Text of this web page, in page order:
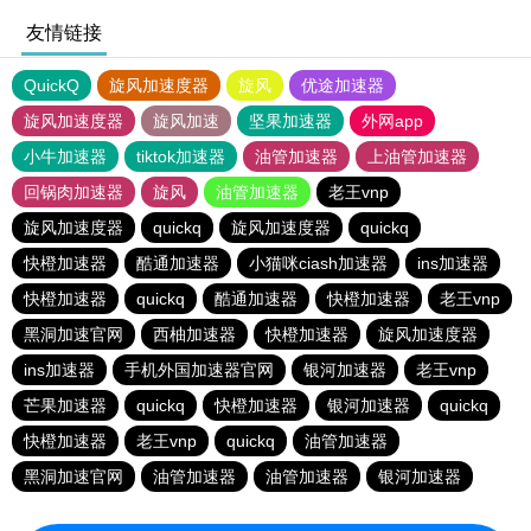
友情链接
QuickQ 旋风加速度器 旋风
优途加速器
旋风加速度器
旋风加速 坚果加速器
外网app
小牛加速器
tiktok加速器 油管加速器
上油管加速器
回锅肉加速器
旋风 油管加速器
老王vnp
旋风加速度器
quickq 旋风加速度器
quickq
快橙加速器
酷通加速器 小猫咪ciash加速器
ins加速器
快橙加速器
quickq 酷通加速器 快橙加速器
老王vnp
黑洞加速官网
西柚加速器 快橙加速器
旋风加速度器
ins加速器
手机外国加速器官网 银河加速器
老王vnp
芒果加速器
quickq 快橙加速器 银河加速器
quickq
快橙加速器
老王vnp quickq
油管加速器
黑洞加速官网
油管加速器 油管加速器 银河加速器